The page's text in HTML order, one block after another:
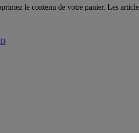
le contenu de votre panier. Les